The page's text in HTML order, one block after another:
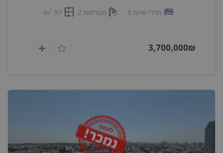
חדרי שינה 3 מקלחות 2 97 m
2
3,700,000₪